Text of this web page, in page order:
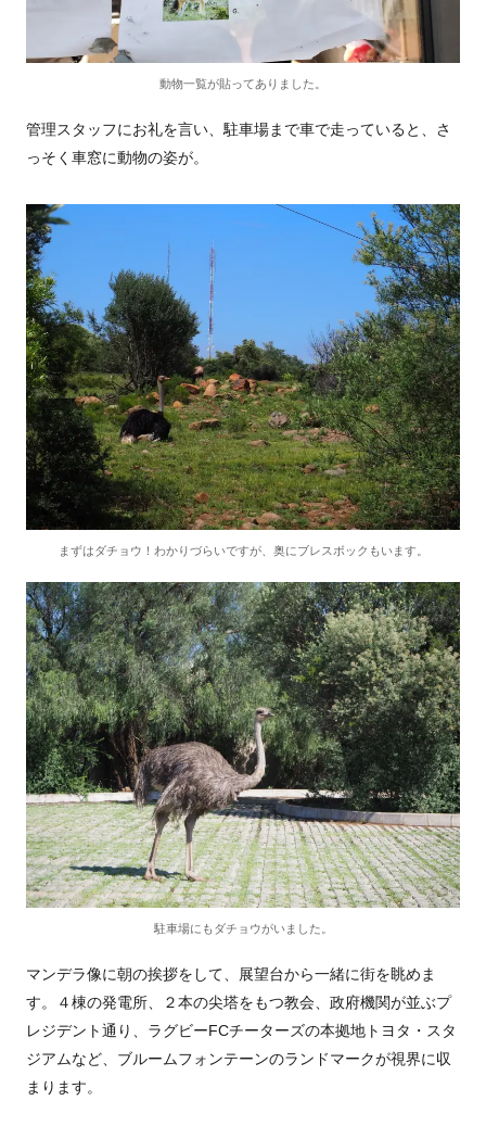
動物一覧が貼ってありました。
管理スタッフにお礼を言い、駐車場まで車で走っていると、さ
っそく車窓に動物の姿が。
まずはダチョウ！わかりづらいですが、奥にブレスボックもいます。
駐車場にもダチョウがいました。
マンデラ像に朝の挨拶をして、展望台から一緒に街を眺めま
す。４棟の発電所、２本の尖塔をもつ教会、政府機関が並ぶプ
レジデント通り、ラグビーFCチーターズの本拠地トヨタ・スタ
ジアムなど、ブルームフォンテーンのランドマークが視界に収
まります。